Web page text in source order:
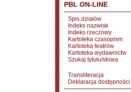
PBL ON-LINE
Spis działów
Indeks nazwisk
Indeks rzeczowy
Kartoteka czasopism
Kartoteka teatrów
Kartoteka wydawnictw
Szukaj tytułu/słowa
Transliteracja
Deklaracja dostępności